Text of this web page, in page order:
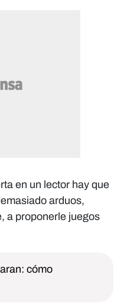
en un lector hay que
arduos,
a proponerle juegos
cómo